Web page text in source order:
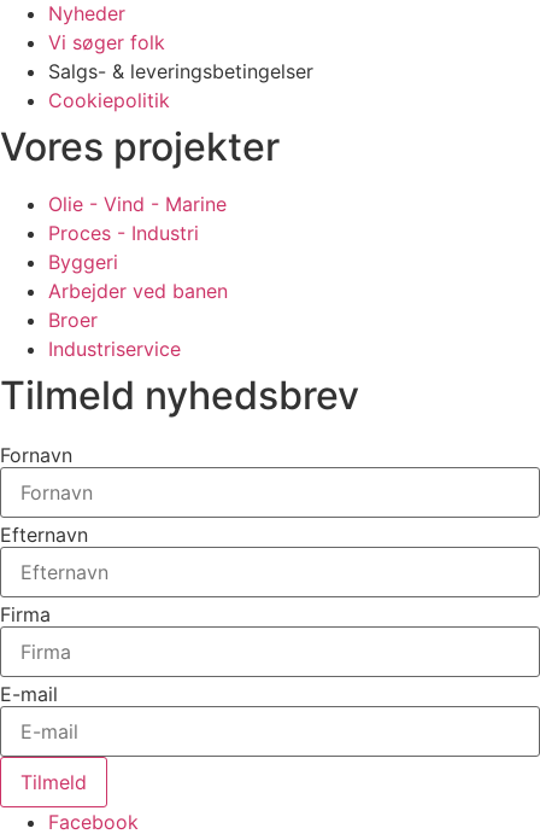
Nyheder
Vi søger folk
Salgs- & leveringsbetingelser
Cookiepolitik
Vores projekter
Olie - Vind - Marine
Proces - Industri
Byggeri
Arbejder ved banen
Broer
Industriservice
Tilmeld nyhedsbrev
Fornavn
Efternavn
Firma
E-mail
Tilmeld
Facebook